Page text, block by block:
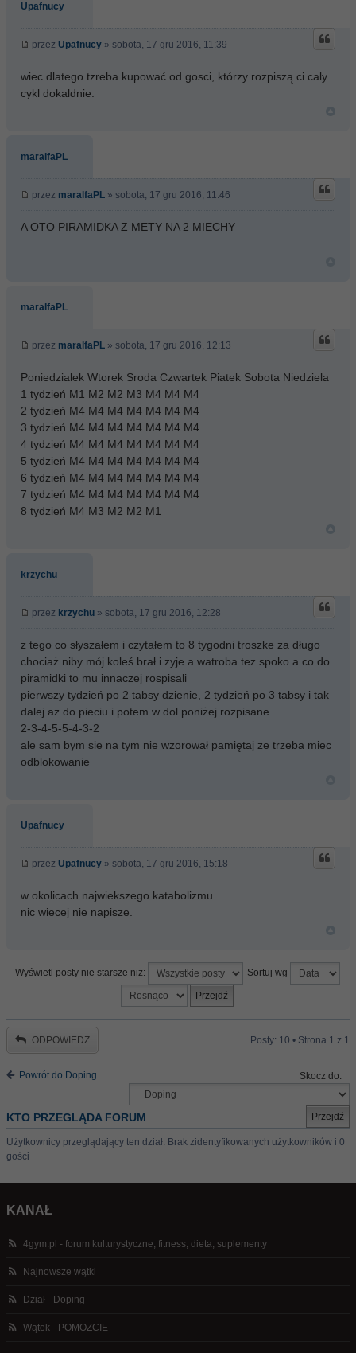
Upafnucy
przez Upafnucy » sobota, 17 gru 2016, 11:39
wiec dlatego tzreba kupować od gosci, którzy rozpiszą ci caly
cykl dokaldnie.
maralfaPL
przez maralfaPL » sobota, 17 gru 2016, 11:46
A OTO PIRAMIDKA Z METY NA 2 MIECHY
maralfaPL
przez maralfaPL » sobota, 17 gru 2016, 12:13
Poniedzialek Wtorek Sroda Czwartek Piatek Sobota Niedziela
1 tydzień M1 M2 M2 M3 M4 M4 M4
2 tydzień M4 M4 M4 M4 M4 M4 M4
3 tydzień M4 M4 M4 M4 M4 M4 M4
4 tydzień M4 M4 M4 M4 M4 M4 M4
5 tydzień M4 M4 M4 M4 M4 M4 M4
6 tydzień M4 M4 M4 M4 M4 M4 M4
7 tydzień M4 M4 M4 M4 M4 M4 M4
8 tydzień M4 M3 M2 M2 M1
krzychu
przez krzychu » sobota, 17 gru 2016, 12:28
z tego co słyszałem i czytałem to 8 tygodni troszke za długo
chociaż niby mój koleś brał i zyje a watroba tez spoko a co do
piramidki to mu innaczej rospisali
pierwszy tydzień po 2 tabsy dzienie, 2 tydzień po 3 tabsy i tak
dalej az do pieciu i potem w dol poniżej rozpisane
2-3-4-5-5-4-3-2
ale sam bym sie na tym nie wzorował pamiętaj ze trzeba miec
odblokowanie
Upafnucy
przez Upafnucy » sobota, 17 gru 2016, 15:18
w okolicach najwiekszego katabolizmu.
nic wiecej nie napisze.
Wyświetl posty nie starsze niż: Sortuj wg
ODPOWIEDZ Posty: 10 • Strona 1 z 1
Powrót do Doping Skocz do:
KTO PRZEGLĄDA FORUM
Użytkownicy przeglądający ten dział: Brak zidentyfikowanych użytkowników i 0
gości
KANAŁ
4gym.pl - forum kulturystyczne, fitness, dieta, suplementy
Najnowsze wątki
Dział - Doping
Wątek - POMOZCIE